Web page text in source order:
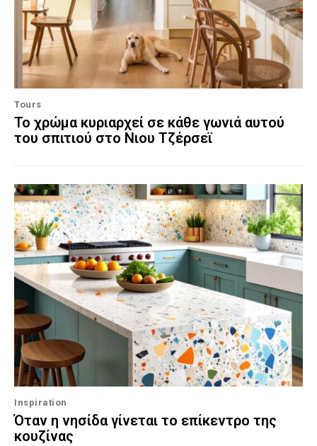
Tours
Το χρώμα κυριαρχεί σε κάθε γωνιά αυτού
του σπιτιού στο Νιου Τζέρσεϊ
Inspiration
Όταν η νησίδα γίνεται το επίκεντρο της
κουζίνας